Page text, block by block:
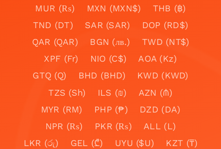
MUR (₨)
MXN (MXN$)
THB (฿)
TND (DT)
SAR (SAR)
DOP (RD$)
QAR (QAR)
BGN (лв.)
TWD (NT$)
XPF (Fr)
NIO (C$)
AOA (Kz)
GTQ (Q)
BHD (BHD)
KWD (KWD)
TZS (Sh)
ILS (₪)
AZN (₼)
MYR (RM)
PHP (₱)
DZD (DA)
NPR (₨)
PKR (₨)
ALL (L)
LKR (රු)
GEL (₾) UYU ($U)
KZT (₸)